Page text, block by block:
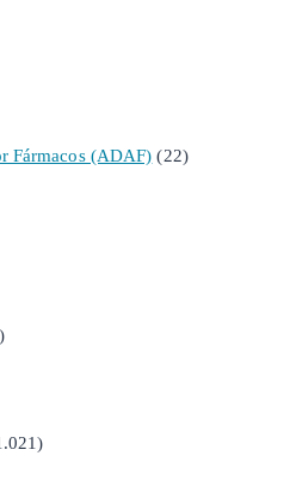
Fármacos (ADAF) (22)